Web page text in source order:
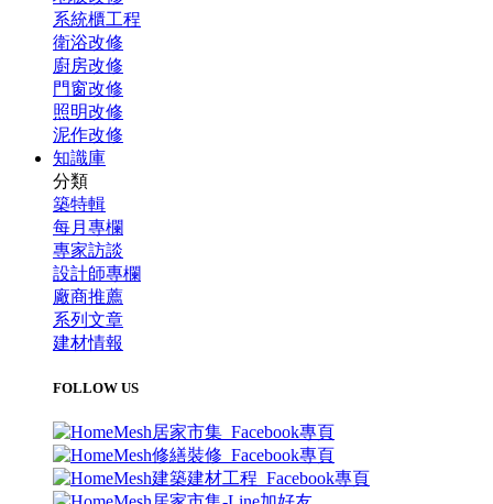
系統櫃工程
衛浴改修
廚房改修
門窗改修
照明改修
泥作改修
知識庫
分類
築特輯
每月專欄
專家訪談
設計師專欄
廠商推薦
系列文章
建材情報
FOLLOW US